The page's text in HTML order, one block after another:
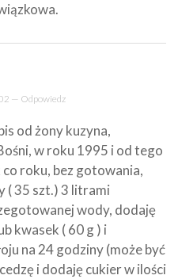
— Odpowiedz
od żony kuzyna,
w roku 1995 i od tego
co roku, bez gotowania,
( 35 szt.) 3 litrami
wody, dodaję
kwasek ( 60 g ) i
na 24 godziny (może być
i dodaję cukier w ilości